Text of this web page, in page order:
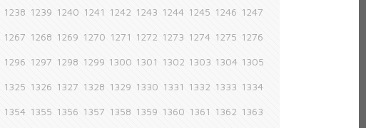
1238 1239 1240 1241 1242 1243 1244 1245 1246 1247
1267 1268 1269 1270 1271 1272 1273 1274 1275 1276
1296 1297 1298 1299 1300 1301 1302 1303 1304 1305
1325 1326 1327 1328 1329 1330 1331 1332 1333 1334
1354 1355 1356 1357 1358 1359 1360 1361 1362 1363